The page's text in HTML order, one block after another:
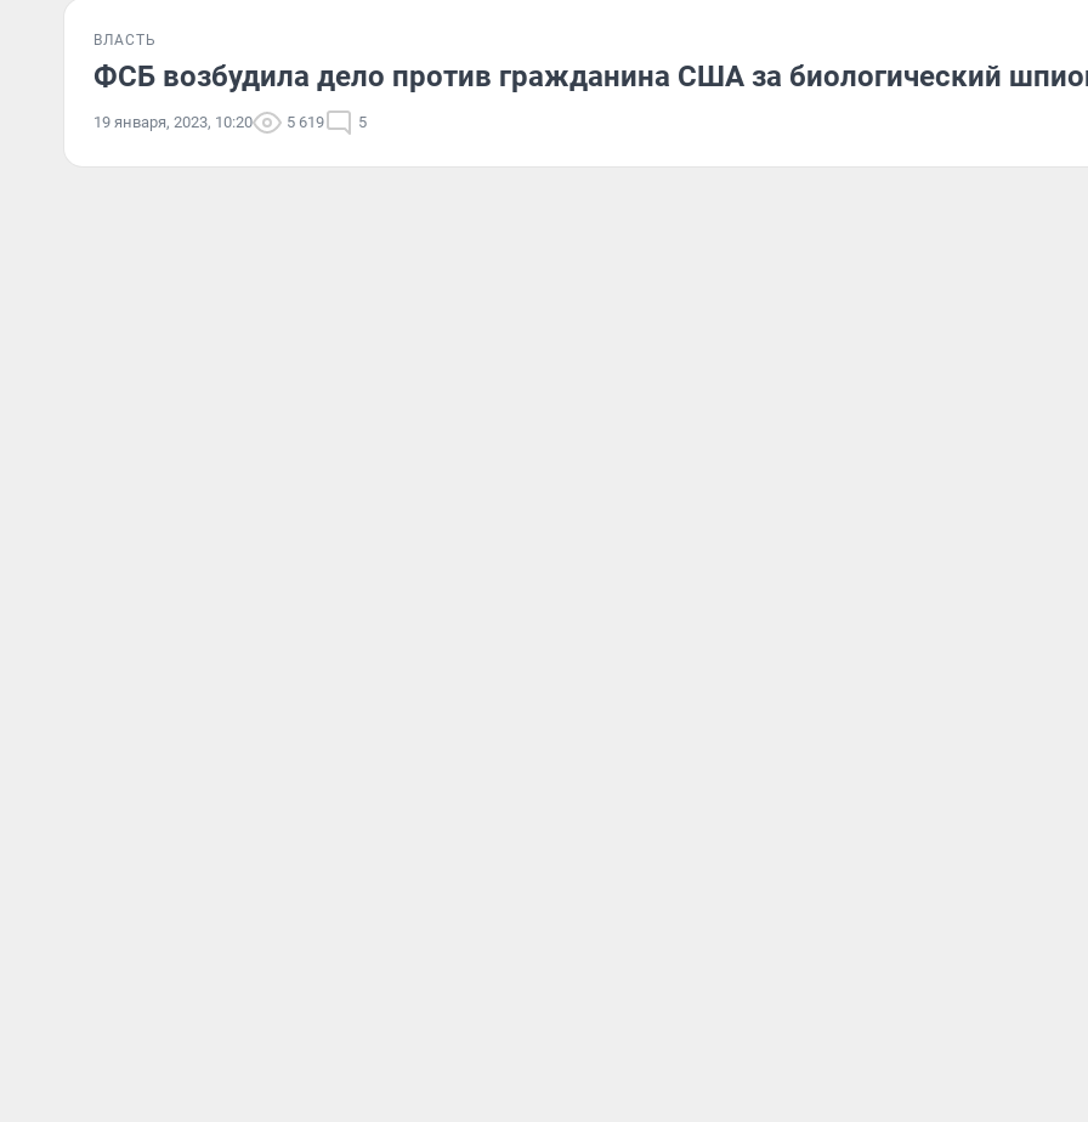
ВЛАСТЬ
ФСБ возбудила дело против гражданина США за биологический
19 января, 2023, 10:20 5 619 5